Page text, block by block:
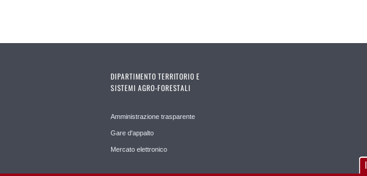
DIPARTIMENTO TERRITORIO E
SISTEMI AGRO-FORESTALI
Amministrazione trasparente
Gare d'appalto
Mercato elettronico